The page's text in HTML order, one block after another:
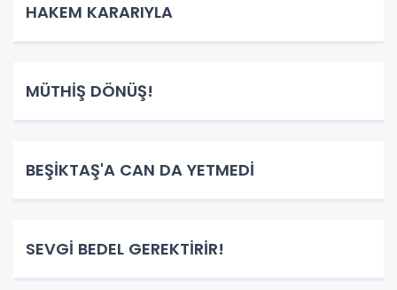
HAKEM KARARIYLA
MÜTHİŞ DÖNÜŞ!
BEŞİKTAŞ'A CAN DA YETMEDİ
SEVGİ BEDEL GEREKTİRİR!